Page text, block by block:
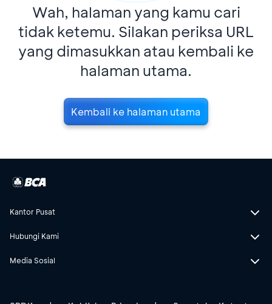
Wah, halaman yang kamu cari
tidak ketemu. Silakan periksa URL
yang dimasukkan atau kembali ke
halaman utama.
Kembali ke halaman utama
Kantor Pusat
Hubungi Kami
Media Sosial